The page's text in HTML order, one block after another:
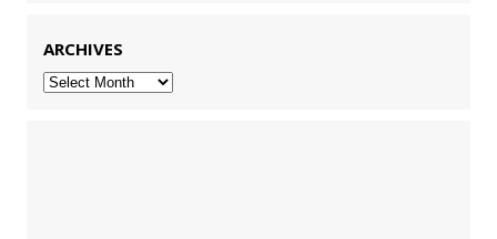
ARCHIVES
Archives